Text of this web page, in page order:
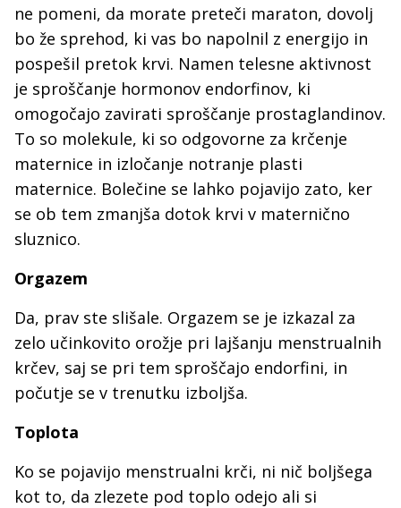
ne pomeni, da morate preteči maraton, dovolj
bo že sprehod, ki vas bo napolnil z energijo in
pospešil pretok krvi. Namen telesne aktivnost
je sproščanje hormonov endorfinov, ki
omogočajo zavirati sproščanje prostaglandinov.
To so molekule, ki so odgovorne za krčenje
maternice in izločanje notranje plasti
maternice. Bolečine se lahko pojavijo zato, ker
se ob tem zmanjša dotok krvi v maternično
sluznico.
Orgazem
Da, prav ste slišale. Orgazem se je izkazal za
zelo učinkovito orožje pri lajšanju menstrualnih
krčev, saj se pri tem sproščajo endorfini, in
počutje se v trenutku izboljša.
Toplota
Ko se pojavijo menstrualni krči, ni nič boljšega
kot to, da zlezete pod toplo odejo ali si